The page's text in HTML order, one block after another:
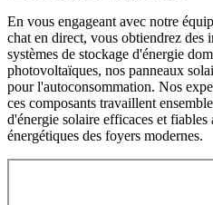
En vous engageant avec notre
chat en direct, vous obtiendrez des
systèmes de stockage d'énergie
photovoltaïques, nos panneaux
pour l'autoconsommation. Nos
ces composants travaillent
d'énergie solaire efficaces et fiables
énergétiques des foyers modernes.